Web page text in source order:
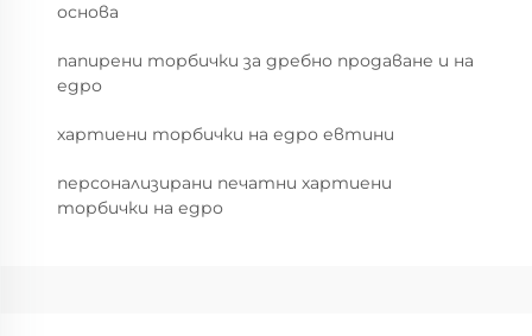
основа
папирени торбички за дребно продаване и на
едро
хартиени торбички на едро евтини
персонализирани печатни хартиени
торбички на едро